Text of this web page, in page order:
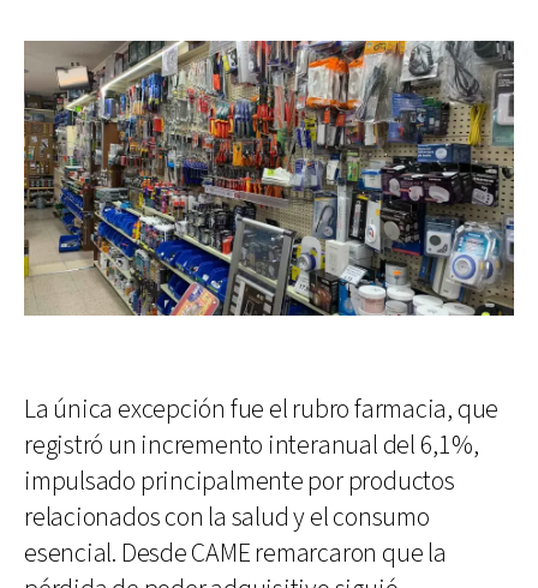
La única excepción fue el rubro farmacia, que
registró un incremento interanual del 6,1%,
impulsado principalmente por productos
relacionados con la salud y el consumo
esencial. Desde CAME remarcaron que la